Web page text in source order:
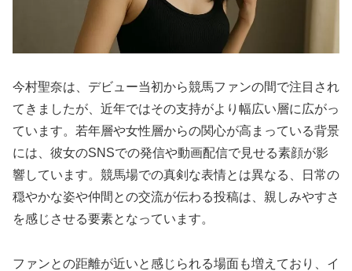
今村聖奈は、デビュー当初から競馬ファンの間で注目され
てきましたが、近年ではその支持がより幅広い層に広がっ
ています。若年層や女性層からの関心が高まっている背景
には、彼女のSNSでの発信や動画配信で見せる素顔が影
響しています。競馬場での真剣な表情とは異なる、日常の
穏やかな姿や仲間との交流が伝わる投稿は、親しみやすさ
を感じさせる要素となっています。
ファンとの距離が近いと感じられる場面も増えており、イ